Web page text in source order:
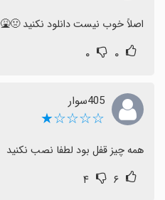
اصلاً خوب نیست دانلود نکنید 🤢🤮
۰ ۰
405سوار
☆☆☆☆★
همه چیز قفل بود لطفا نصب نکنید
۶ ۴